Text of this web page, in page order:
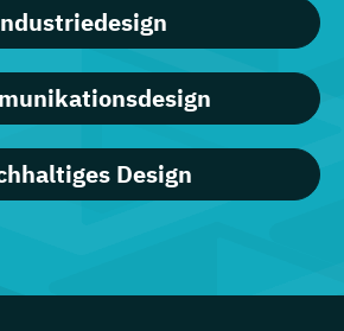
Design